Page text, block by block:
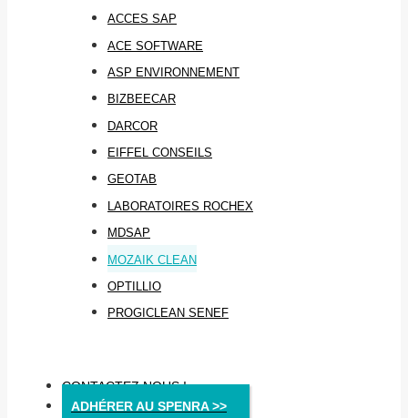
ACCES SAP
ACE SOFTWARE
ASP ENVIRONNEMENT
BIZBEECAR
DARCOR
EIFFEL CONSEILS
GEOTAB
LABORATOIRES ROCHEX
MDSAP
MOZAIK CLEAN
OPTILLIO
PROGICLEAN SENEF
CONTACTEZ NOUS !
ADHÉRER AU SPENRA >>